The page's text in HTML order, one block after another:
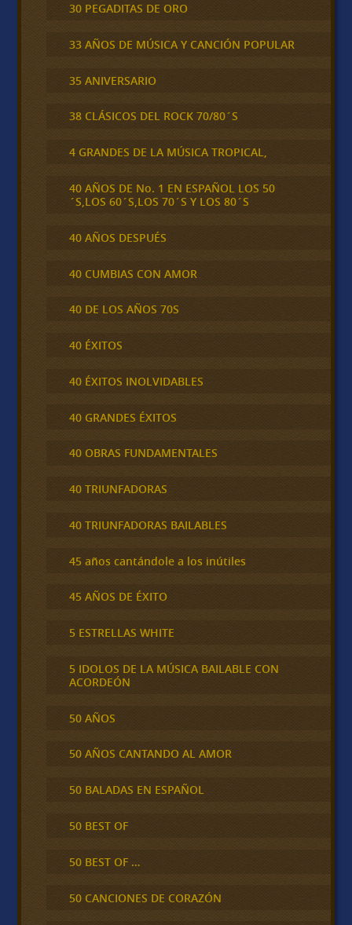
30 PEGADITAS DE ORO
33 AÑOS DE MÚSICA Y CANCIÓN POPULAR
35 ANIVERSARIO
38 CLÁSICOS DEL ROCK 70/80´S
4 GRANDES DE LA MÚSICA TROPICAL,
40 AÑOS DE No. 1 EN ESPAÑOL LOS 50
´S,LOS 60´S,LOS 70´S Y LOS 80´S
40 AÑOS DESPUÉS
40 CUMBIAS CON AMOR
40 DE LOS AÑOS 70S
40 ÉXITOS
40 ÉXITOS INOLVIDABLES
40 GRANDES ÉXITOS
40 OBRAS FUNDAMENTALES
40 TRIUNFADORAS
40 TRIUNFADORAS BAILABLES
45 años cantándole a los inútiles
45 AÑOS DE ÉXITO
5 ESTRELLAS WHITE
5 IDOLOS DE LA MÚSICA BAILABLE CON
ACORDEÓN
50 AÑOS
50 AÑOS CANTANDO AL AMOR
50 BALADAS EN ESPAÑOL
50 BEST OF
50 BEST OF …
50 CANCIONES DE CORAZÓN